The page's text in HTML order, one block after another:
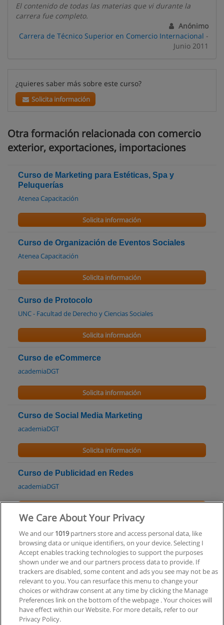
El contenido de todas las materias que vi durante la
carrera fue completo.
Anónimo
Carrera de Técnico Superior en Comercio Internacional -
Junio 2011
¿quieres saber más sobre este curso?
Solicita información
Otra formación relacionada con comercio
exterior, exportaciones, importaciones
Curso de Marketing para Estéticas, Spa y
Peluquerías
Atenea Capacitación
Solicita información
Curso de Organización de Eventos Sociales
Atenea Capacitación
Solicita información
Curso de Protocolo
UNC - Facultad de Derecho y Ciencias Sociales
Solicita información
Curso de eCommerce
academiaDGT
Solicita información
Curso de Social Media Marketing
academiaDGT
Solicita información
Curso de Publicidad en Redes
academiaDGT
Diplomado Especialistas en Compras - DEC
Fundación Mundos E
Solicita información
We Care About Your Privacy
We and our 1019partners store and access personal data, like
browsing data or unique identifiers, on your device. Selecting I
Accept enables tracking technologies to support the purposes
shown under we and our partners process data to provide. If
trackers are disabled, some content and ads you see may not be as
relevant to you. You can resurface this menu to change your
choices or withdraw consent at any time by clicking the Manage
Preferences link on the bottom of the webpage . Your choices will
have effect within our Website. For more details, refer to our
Privacy Policy.